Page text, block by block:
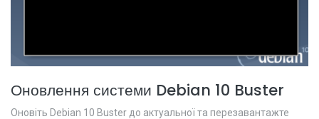
Оновлення системи Debian 10 Buster
Оновіть Debian 10 Buster до актуальної та перезавантажте